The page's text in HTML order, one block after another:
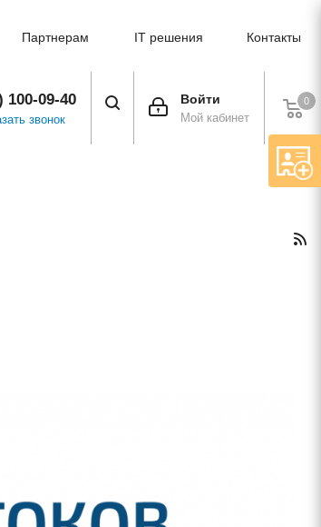
Партнерам IT решения Контакты
0
Войти
Мой кабинет
100-09-40
звонок